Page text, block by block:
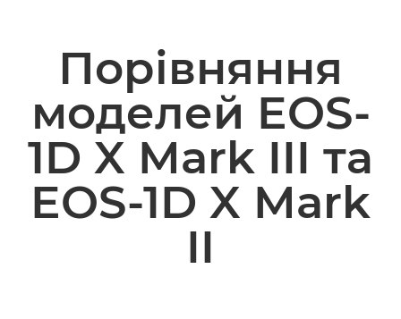
Порівняння
моделей EOS-
1D X Mark III та
EOS-1D X Mark
II